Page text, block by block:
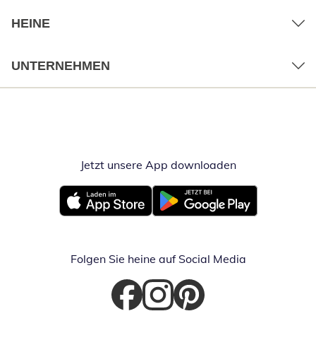
HEINE
UNTERNEHMEN
Jetzt unsere App downloadenÖffnet in
Öffnet in neuem FensterÖffnet in neuem Fenster
Folgen Sie heine auf Social Media
Öffnet in neuem Fenster
Öffnet in neuem Fenster
Öffnet in neuem Fenster